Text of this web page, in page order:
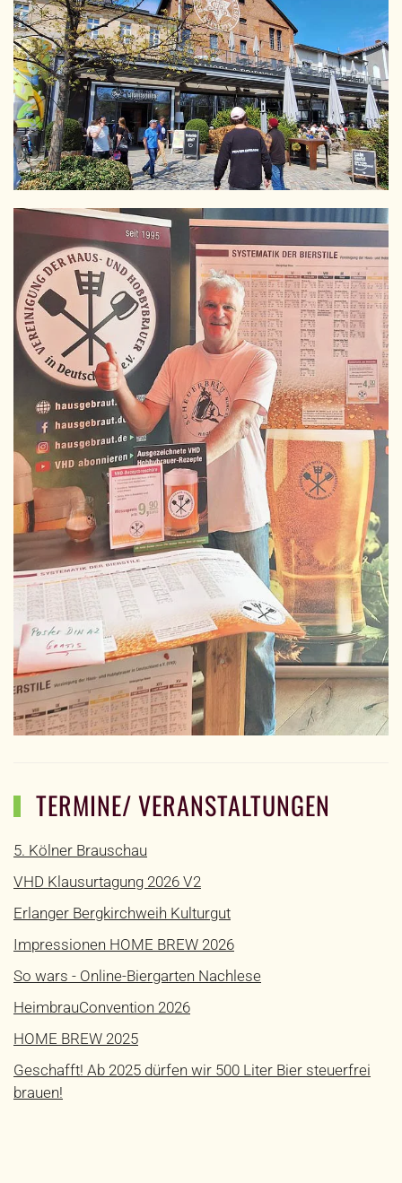
TERMINE/ VERANSTALTUNGEN
5. Kölner Brauschau
VHD Klausurtagung 2026 V2
Erlanger Bergkirchweih Kulturgut
Impressionen HOME BREW 2026
So wars - Online-Biergarten Nachlese
HeimbrauConvention 2026
HOME BREW 2025
Geschafft! Ab 2025 dürfen wir 500 Liter Bier steuerfrei
brauen!